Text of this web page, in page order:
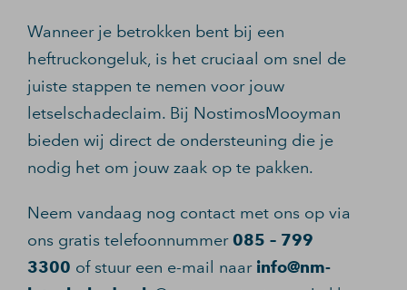
Wanneer je betrokken bent bij een
heftruckongeluk, is het cruciaal om snel de
juiste stappen te nemen voor jouw
letselschadeclaim. Bij NostimosMooyman
bieden wij direct de ondersteuning die je
nodig het om jouw zaak op te pakken.
Neem vandaag nog contact met ons op via
ons gratis telefoonnummer085 – 799
3300 of stuur een e-mail naar info@nm-